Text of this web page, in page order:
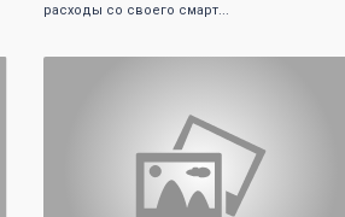
расходы со своего смарт...